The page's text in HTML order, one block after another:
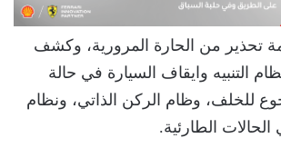
تحذير من الحارة المرورية، وكشف
التنبيه وايقاف السيارة في حالة
للخلف، وظام الركن الذاتي، ونظام
الطارئية.